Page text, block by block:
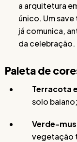
a arquitetura
único. Um
já comunica,
da celebração.
Paleta de
Terracota
solo baiano;
Verde-
vegetação